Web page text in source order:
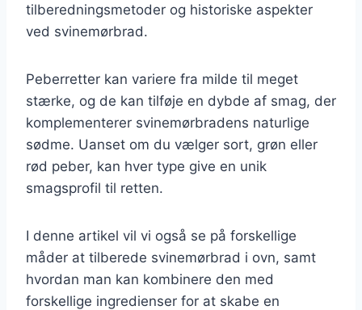
tilberedningsmetoder og historiske aspekter
ved svinemørbrad.
Peberretter kan variere fra milde til meget
stærke, og de kan tilføje en dybde af smag, der
komplementerer svinemørbradens naturlige
sødme. Uanset om du vælger sort, grøn eller
rød peber, kan hver type give en unik
smagsprofil til retten.
I denne artikel vil vi også se på forskellige
måder at tilberede svinemørbrad i ovn, samt
hvordan man kan kombinere den med
forskellige ingredienser for at skabe en